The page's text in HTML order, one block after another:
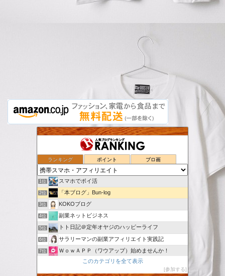
ランキング ポイント ブロ画
1位 スマホでポイ活
2位 「本ブログ」Bun-log
3位 KOKOブログ
4位 副業ネットビジネス
5位 トト日記＠定年オヤジのハッピーライフ
6位 サラリーマンの副業アフィリエイト実践記
7位 ＷｏｗＡＰＰ（ワウアップ）始めませんか！
本当に収入を増やせる副業投資検証ブログ
9位 おかねラボ - お金っておもしろい★学べるお金の勉強ブログ
このカテゴリを全て表示
参加する